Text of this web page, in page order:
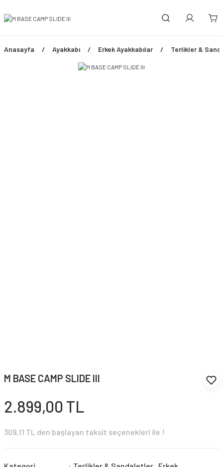
Anasayfa Ayakkabı Erkek Ayakkabılar Terlikler &
M BASE CAMP SLIDE III
2.899,00 TL
309,11 TL den başlayan taksit seçenekleri ile !